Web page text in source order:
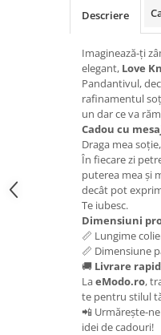
Descriere
Imaginează-ți
elegant, Love
Pandantivul,
rafinamentul
un dar ce va
Cadou cu
Draga mea soție,
În fiecare zi
puterea mea și
decât pot
Te iubesc.
Dimensiuni
📏 Lungime
📏 Dimensiune
🚚 Livrare
LaeModo.ro,
te pentru stilul
📲 Urmărește-
idei de cadouri!